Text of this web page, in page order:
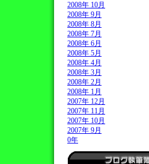
2008年 10月
2008年 9月
2008年 8月
2008年 7月
2008年 6月
2008年 5月
2008年 4月
2008年 3月
2008年 2月
2008年 1月
2007年 12月
2007年 11月
2007年 10月
2007年 9月
0年